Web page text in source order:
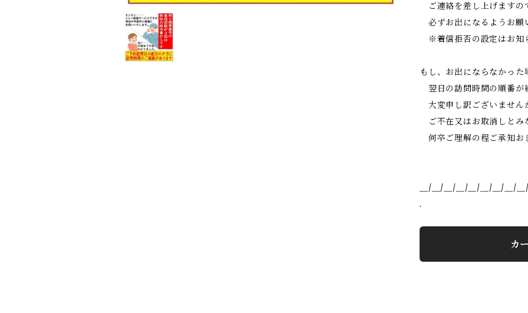
ご連絡を差し上げますの
必ずお出になるようお願
※着信拒否の設定はお知
もし、お出にならなかった
翌日の訪問時間の順番が
大変申し訳ございません
ご不在又はお取消しとみ
何卒ご理解の程ご承知お
＿/＿/＿/＿/＿/＿/＿/＿/
.
カ